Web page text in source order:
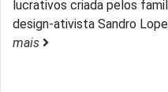
lucrativos criada pelos
design-ativista Sandro
mais